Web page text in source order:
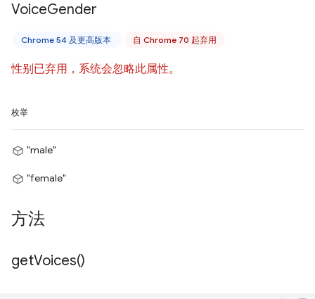
VoiceGender
Chrome 54 及更高版本 自 Chrome 70 起弃用
性别已弃用，系统会忽略此属性。
枚举
"male"
"female"
方法
getVoices()